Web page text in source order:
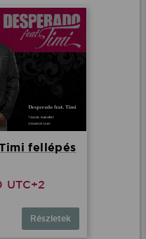
fellépés
Részletek